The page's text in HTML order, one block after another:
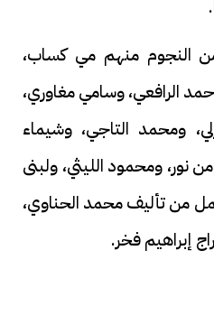
النجوم منهم مي كساب،
الرافعي، وسامي مغاوري،
ومحمد التاجي، وشيماء
ومحمود الليثي، ولبنى
من تأليف محمد الحناوي،
إبراهيم فخر.